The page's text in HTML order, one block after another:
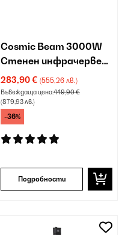
Cosmic Beam 3000W
Стенен инфрачервен
нагревател Бяло
283,90 € (555,26 лв.)
Въвеждаща цена:449,90 €
(879,93 лв.)
-36%
Подробности